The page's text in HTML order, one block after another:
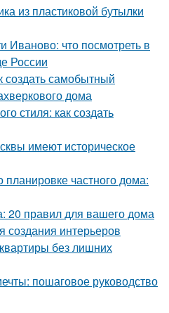
из пластиковой бутылки
Иваново: что посмотреть в
России
создать самобытный
дома
стиля: как создать
имеют историческое
частного дома:
20 правил для вашего дома
интерьеров
без лишних
пошаговое руководство